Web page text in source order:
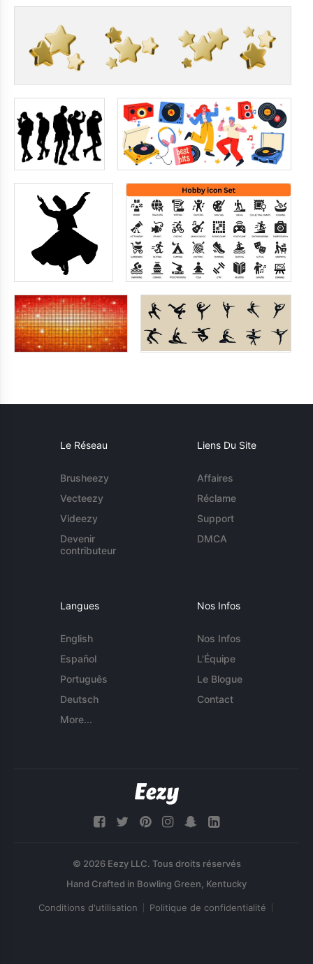
Le Réseau
Brusheezy
Vecteezy
Videezy
Devenir
contributeur
Liens Du Site
Affaires
Réclame
Support
DMCA
Langues
English
Español
Português
Deutsch
More...
Nos Infos
Nos Infos
L'Équipe
Le Blogue
Contact
© 2026 Eezy LLC. Tous droits réservés
Conditions d'utilisation Politique de confidentialité